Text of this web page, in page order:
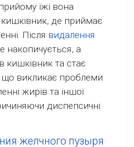
їжі вона
кишківник, де приймає
Після видалення
накопичується, а
кишківник та стає
викликає проблеми
жирів та іншої
диспепсичні
желчного пузыря